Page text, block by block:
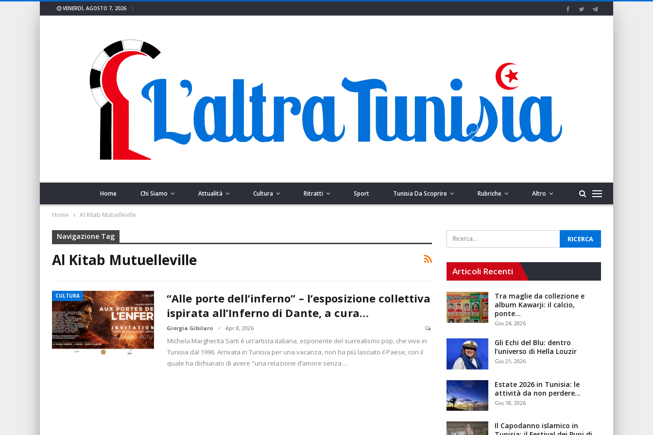
VENERDÌ, AGOSTO 7, 2026
Home Chi Siamo Attualità Cultura Ritratti Sport Tunisia Da Scoprire Rubriche Altro
Home Al Kitab Mutuelleville
Navigazione Tag
Al Kitab Mutuelleville
CULTURA
“Alle porte dell’inferno” – l’esposizione collettiva
ispirata all’Inferno di Dante, a cura…
Giorgia Gibilaro Apr 8, 2026
Michela Margherita Sarti è un’artista italiana, esponente del surrealismo pop, che vive in
Tunisia dal 1996. Arrivata in Tunisia per una vacanza, non ha più lasciato il Paese, con il
quale ha dichiarato di avere "una relazione d’amore senza…
Articoli Recenti
Tra maglie da collezione e
album Kawarji: il calcio,
ponte…
Giu 24, 2026
Gli Echi del Blu: dentro
l’universo di Hella Louzir
Giu 21, 2026
Estate 2026 in Tunisia: le
attività da non perdere…
Giu 18, 2026
Il Capodanno islamico in